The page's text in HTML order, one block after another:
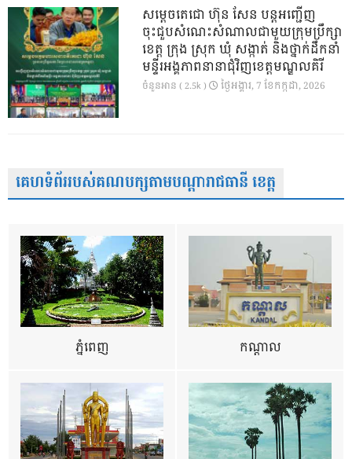
សម្តេចតេជោ ហ៊ុន សែន បន្តអញ្ជើញ
ចុះជួបសំណេះសំណាលជាមួយក្រុមប្រឹក្សា
ខេត្ត ក្រុង ស្រុក ឃុំ សង្កាត់ និងថ្នាក់ដឹកនាំ
មន្ទីរអង្គភាពនានាជុំវិញខេត្តមណ្ឌលគិរី
ចំនួនអាន ( 2.5k ) ថ្ងៃ​អង្គារ, 7 ខែ​កក្កដា, 2026
គេហទំព័ររបស់គណបក្សតាមបណ្តារាជធានី ខេត្ត
ភ្នំពេញ កណ្តាល